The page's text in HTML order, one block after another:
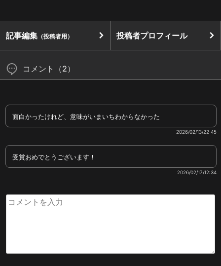
記事編集 （投稿者用） 投稿者プロフィール
コメント（2）
面白かったけれど、意味がいまいちわからなかった
2026/02/13/22:45
受賞おめでとうございます！
2026/02/17/12:34